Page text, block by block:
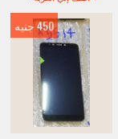
450 جنيه